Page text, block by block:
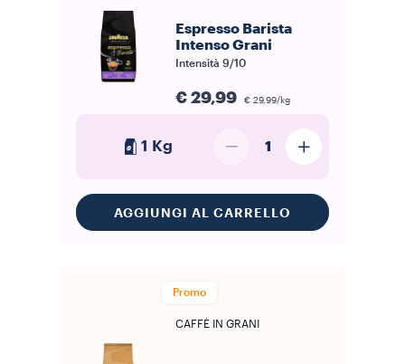
Espresso Barista
Intenso Grani
Intensità 9/10
€ 29,99 € 29,99/kg
1 Kg 1
AGGIUNGI AL CARRELLO
Promo
CAFFÈ IN GRANI